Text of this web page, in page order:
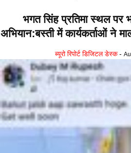
भगत सिंह प्रतिमा स्थल पर
अभियान:बस्ती में कार्यकर्ताओं ने
ब्यूरो रिपोर्ट डिजिटल डेस्क -